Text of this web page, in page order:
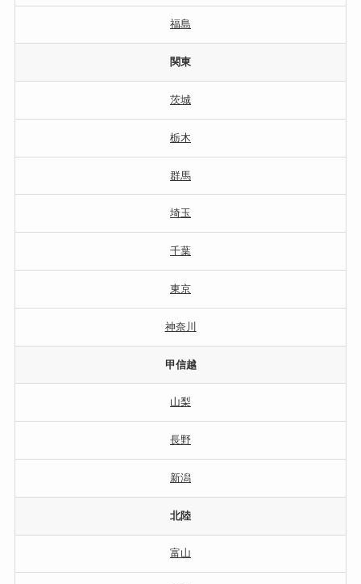
福島
関東
茨城
栃木
群馬
埼玉
千葉
東京
神奈川
甲信越
山梨
長野
新潟
北陸
富山